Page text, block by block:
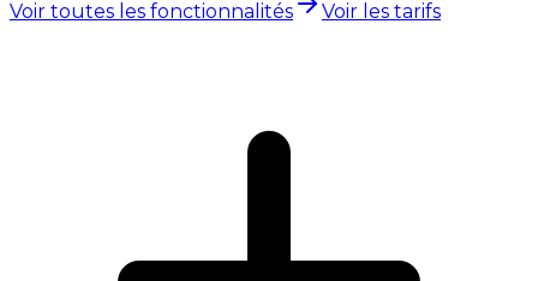
Voir toutes les fonctionnalités
Voir les tarifs